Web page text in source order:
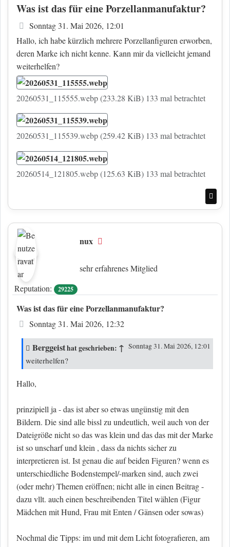
Was ist das für eine Porzellanmanufaktur?
Beitrag
Sonntag 31. Mai 2026, 12:01
Hallo, ich habe kürzlich mehrere Porzellanfiguren erworben,
deren Marke ich nicht kenne. Kann mir da vielleicht jemand
weiterhelfen?
20260531_115555.webp (233.28 KiB) 133 mal betrachtet
20260531_115539.webp (259.42 KiB) 133 mal betrachtet
20260514_121805.webp (125.63 KiB) 133 mal betrachtet
nux
sehr erfahrenes Mitglied
Reputation:
29225
Was ist das für eine Porzellanmanufaktur?
Beitrag
Sonntag 31. Mai 2026, 12:32
Berggeisthat geschrieben: ↑ Sonntag 31. Mai 2026, 12:01
weiterhelfen?
Hallo,
prinzipiell ja - das ist aber so etwas ungünstig mit den
Bildern. Die sind alle bissl zu undeutlich, weil auch von der
Dateigröße nicht so das was klein und das das mit der Marke
ist so unscharf und klein , dass da nichts sicher zu
interpretieren ist. Ist genau die auf beiden Figuren? wenn es
unterschiedliche Bodenstempel/-marken sind, auch zwei
(oder mehr) Themen eröffnen; nicht alle in einen Beitrag -
dazu vllt. auch einen beschreibenden Titel wählen (Figur
Mädchen mit Hund, Frau mit Enten / Gänsen oder sowas)
Nochmal die Tipps: im und mit dem Licht fotografieren, am